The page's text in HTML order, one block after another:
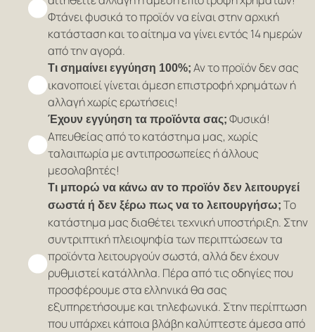
Φτάνει φυσικά το προϊόν να είναι στην αρχική
κατάσταση και το αίτημα να γίνει εντός 14 ημερών
από την αγορά.
Τι σημαίνει εγγύηση 100%; Αν το προϊόν δεν σας
ικανοποιεί γίνεται άμεση επιστροφή χρημάτων ή
αλλαγή χωρίς ερωτήσεις!
Έχουν εγγύηση τα προϊόντα σας; Φυσικά!
Απευθείας από το κατάστημα μας, χωρίς
ταλαιπωρία με αντιπροσωπείες ή άλλους
μεσολαβητές!
Τι μπορώ να κάνω αν το προϊόν δεν λειτουργεί
σωστά ή δεν ξέρω πως να το λειτουργήσω; Το
κατάστημα μας διαθέτει τεχνική υποστήριξη. Στην
συντριπτική πλειοψηφία των περιπτώσεων τα
προϊόντα λειτουργούν σωστά, αλλά δεν έχουν
ρυθμιστεί κατάλληλα. Πέρα από τις οδηγίες που
προσφέρουμε στα ελληνικά θα σας
εξυπηρετήσουμε και τηλεφωνικά. Στην περίπτωση
που υπάρχει κάποια βλάβη καλύπτεστε άμεσα από